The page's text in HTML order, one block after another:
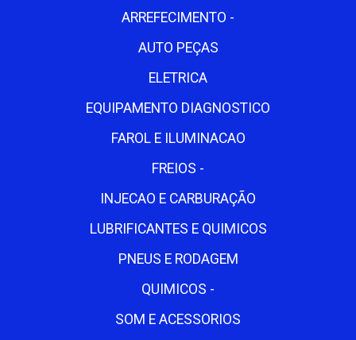
ARREFECIMENTO -
AUTO PEÇAS
ELETRICA
EQUIPAMENTO DIAGNOSTICO
FAROL E ILUMINACAO
FREIOS -
INJECAO E CARBURAÇÃO
LUBRIFICANTES E QUIMICOS
PNEUS E RODAGEM
QUIMICOS -
SOM E ACESSORIOS